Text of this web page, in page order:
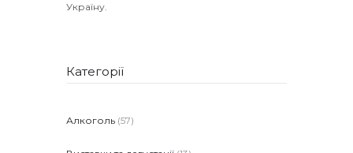
Україну.
Категорії
Алкоголь (57)